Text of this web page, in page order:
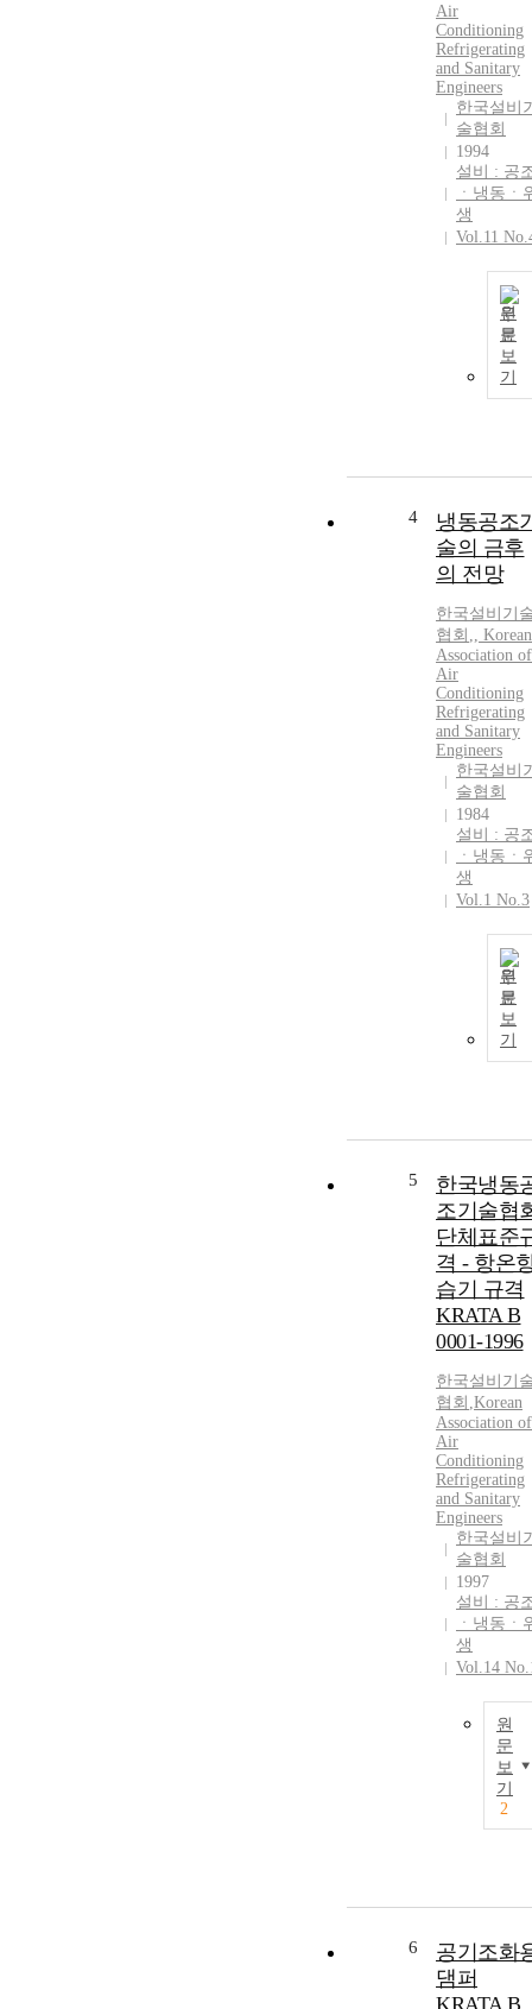
Air
Conditioning
Refrigerating
and Sanitary
Engineers
한국설비
술협회
1994
설비 : 공
ㆍ냉동ㆍ
생
Vol.11
원
문
보
기
4
냉동공조
술의 금후
의 전망
한국설비기
협회 ,, Korean
Association of
Air
Conditioning
Refrigerating
and Sanitary
Engineers
한국설비
술협회
1984
설비 : 공
ㆍ냉동ㆍ
생
Vol.1 No.3
원
문
보
기
5
한국냉동
조기술협
단체표준
격 - 항온
습기 규격
KRATA B
0001-1996
한국설비기
협회 ,Korean
Association of
Air
Conditioning
Refrigerating
and Sanitary
Engineers
한국설비
술협회
1997
설비 : 공
ㆍ냉동ㆍ
생
Vol.14
원
문
보
기
2
6
공기조화
댐퍼